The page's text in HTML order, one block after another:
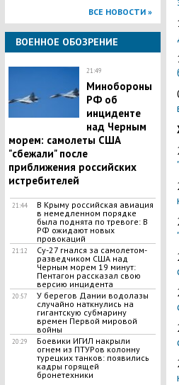
ВСЕ НОВОСТИ »
ВОЕННОЕ ОБОЗРЕНИЕ
21:49
Минобороны
РФ об
инциденте
над Черным
морем: самолеты США
"сбежали" после
приближения российских
истребителей
21:44
В Крыму российская авиация
в немедленном порядке
была поднята по тревоге: В
РФ ожидают новых
провокаций
21:12
Су-27 гнался за самолетом-
разведчиком США над
Черным морем 19 минут:
Пентагон рассказал свою
версию инцидента
20:57
У берегов Дании водолазы
случайно наткнулись на
гигантскую субмарину
времен Первой мировой
войны
20:29
Боевики ИГИЛ накрыли
огнем из ПТУРов колонну
турецких танков: появились
кадры горящей
бронетехники